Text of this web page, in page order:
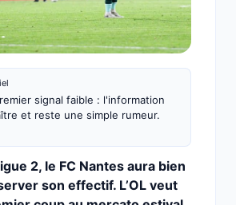
signal faible : l'information
et reste une simple rumeur.
2, le FC Nantes aura bien
son effectif. L’OL veut